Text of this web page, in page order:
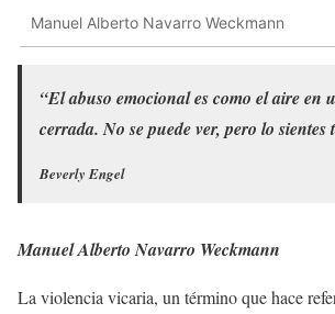
Manuel Alberto Navarro Weckmann
“El abuso emocional es como el aire en
cerrada. No se puede ver, pero lo sientes
Beverly Engel
Manuel Alberto Navarro Weckmann
La violencia vicaria, un término que hace